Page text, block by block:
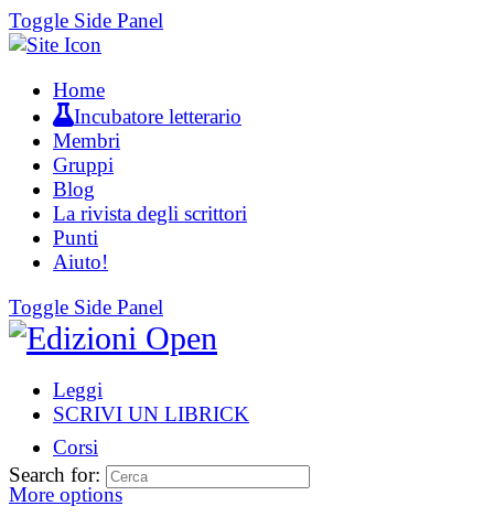
Toggle Side Panel
Home
Incubatore letterario
Membri
Gruppi
Blog
La rivista degli scrittori
Punti
Aiuto!
Toggle Side Panel
Leggi
SCRIVI UN LIBRICK
Corsi
More options
Search for: